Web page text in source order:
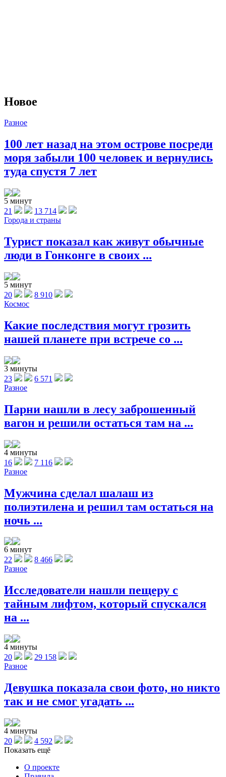
Новое
Разное
100 лет назад на этом острове посреди
моря забыли 100 человек и вернулись
туда спустя 7 лет
5 минут
21
13 714
Города и страны
Турист показал как живут обычные
люди в Гонконге в своих ...
5 минут
20
8 910
Космос
Какие последствия могут грозить
нашей планете при встрече со ...
3 минуты
23
6 571
Разное
Парни нашли в лесу заброшенный
вагон и решили остаться там на ...
4 минуты
16
7 116
Разное
Мужчина сделал шалаш из
полиэтилена и решил там остаться на
ночь ...
6 минут
22
8 466
Разное
Исследователи нашли пещеру с
тайным лифтом, который спускался
на ...
4 минуты
20
29 158
Разное
Девушка показала свои фото, но никто
так и не смог угадать ...
4 минуты
20
4 592
Показать ещё
О проекте